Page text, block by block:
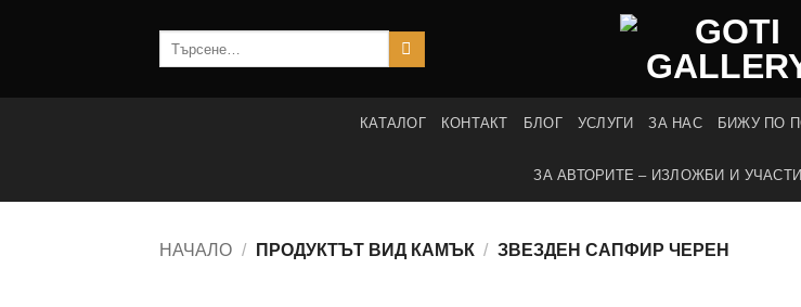
КАТАЛОГ КОНТАКТ БЛОГ УСЛУГИ ЗА НАС БИЖУ ПО
ЗА АВТОРИТЕ – ИЗЛОЖБИ И
НАЧАЛО / ПРОДУКТЪТ ВИД КАМЪК / ЗВЕЗДЕН САПФИР ЧЕРЕН